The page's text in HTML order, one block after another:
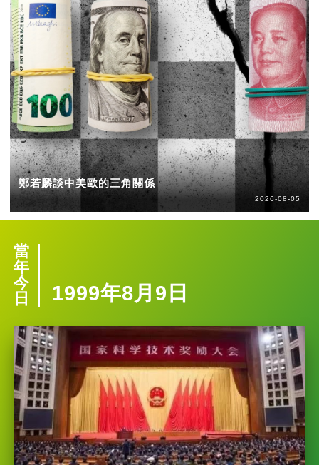
鄭若麟談中美歐的三角關係
2026-08-05
當
年
今
日
1999年8月9日